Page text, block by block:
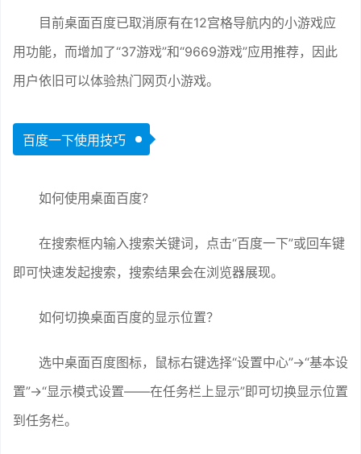
目前桌面百度已取消原有在12宫格导航内的小游戏应
用功能，而增加了“37游戏”和“9669游戏”应用推荐，因此
用户依旧可以体验热门网页小游戏。
百度一下使用技巧
如何使用桌面百度?
在搜索框内输入搜索关键词，点击“百度一下”或回车键
即可快速发起搜索，搜索结果会在浏览器展现。
如何切换桌面百度的显示位置？
选中桌面百度图标，鼠标右键选择“设置中心”→“基本设
置”→“显示模式设置——在任务栏上显示”即可切换显示位置
到任务栏。